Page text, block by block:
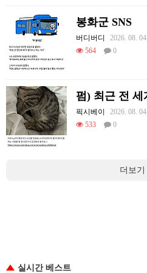
봉화군 SNS
버디버디
2026. 08. 04.
564
0
픽시베이
2026. 08. 04.
533
0
더보기
실시간 베스트